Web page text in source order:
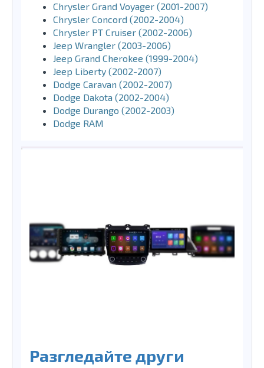
Chrysler Grand Voyager (2001-2007)
Chrysler Concord (2002-2004)
Chrysler PT Cruiser (2002-2006)
Jeep Wrangler (2003-2006)
Jeep Grand Cherokee (1999-2004)
Jeep Liberty (2002-2007)
Dodge Caravan (2002-2007)
Dodge Dakota (2002-2004)
Dodge Durango (2002-2003)
Dodge RAM
Разгледайте други